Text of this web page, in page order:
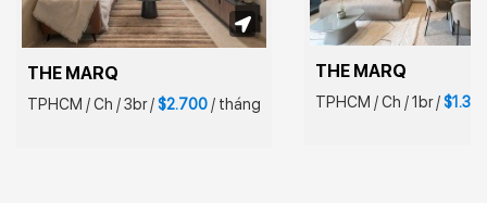
THE MARQ
TPHCM /Ch /3br/$2.700 / tháng
THE MARQ
TPHCM /Ch /1br/